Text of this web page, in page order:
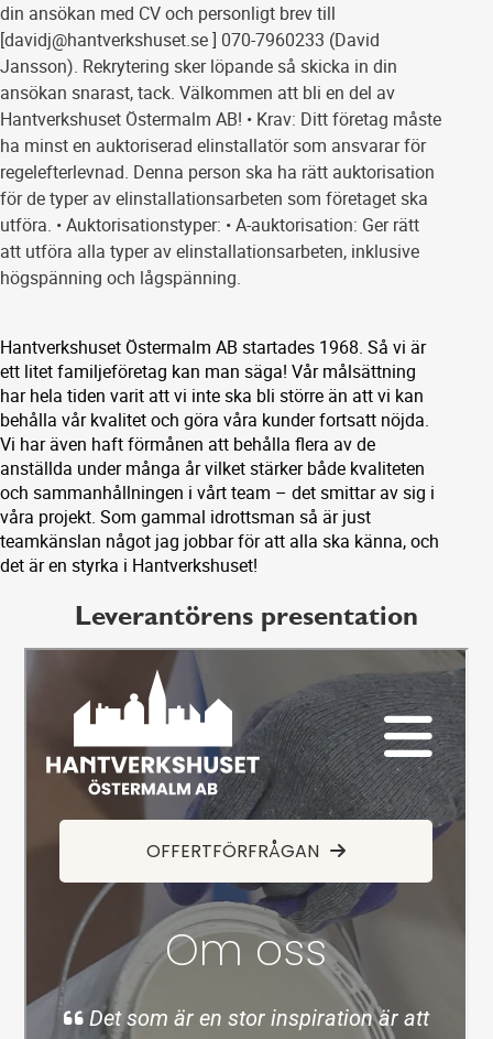
din ansökan med CV och personligt brev till
[davidj@hantverkshuset.se ] 070-7960233 (David
Jansson). Rekrytering sker löpande så skicka in din
ansökan snarast, tack. Välkommen att bli en del av
Hantverkshuset Östermalm AB! • Krav: Ditt företag måste
ha minst en auktoriserad elinstallatör som ansvarar för
regelefterlevnad. Denna person ska ha rätt auktorisation
för de typer av elinstallationsarbeten som företaget ska
utföra. • Auktorisationstyper: • A-auktorisation: Ger rätt
att utföra alla typer av elinstallationsarbeten, inklusive
högspänning och lågspänning.
Hantverkshuset Östermalm AB startades 1968. Så vi är
ett litet familjeföretag kan man säga! Vår målsättning
har hela tiden varit att vi inte ska bli större än att vi kan
behålla vår kvalitet och göra våra kunder fortsatt nöjda.
Vi har även haft förmånen att behålla flera av de
anställda under många år vilket stärker både kvaliteten
och sammanhållningen i vårt team – det smittar av sig i
våra projekt. Som gammal idrottsman så är just
teamkänslan något jag jobbar för att alla ska känna, och
det är en styrka i Hantverkshuset!
Leverantörens presentation